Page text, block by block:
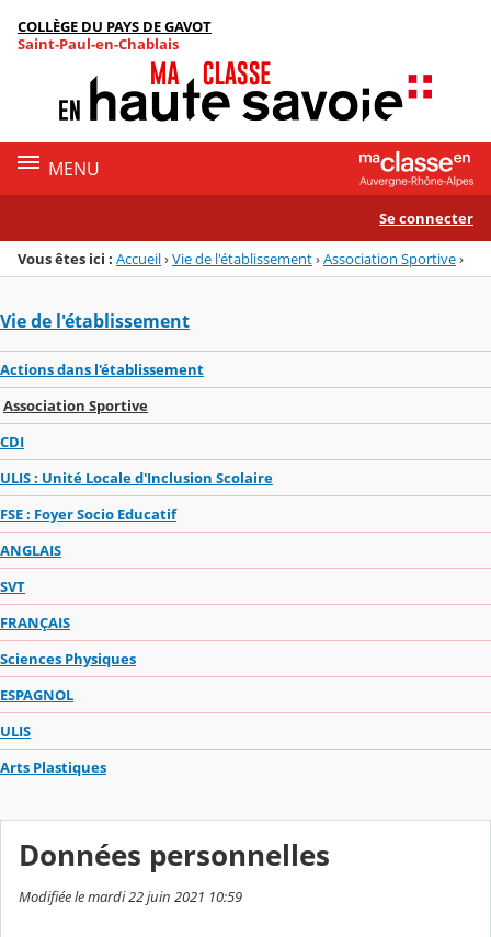
Menu de la rubrique
Contenu
COLLÈGE DU PAYS DE GAVOT
Saint-Paul-en-Chablais
MENU
Se connecter
Vous êtes ici : Accueil›Vie de l'établissement›Association Sportive›
Vie de l'établissement
Actions dans l'établissement
Association Sportive
CDI
ULIS : Unité Locale d'Inclusion Scolaire
FSE : Foyer Socio Educatif
ANGLAIS
SVT
FRANÇAIS
Sciences Physiques
ESPAGNOL
ULIS
Arts Plastiques
Données personnelles
Modifiée le mardi 22 juin 2021 10:59